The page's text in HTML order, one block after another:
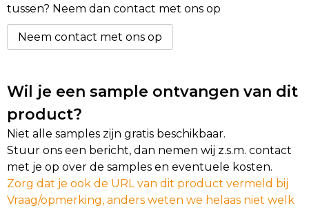
tussen? Neem dan contact met ons op
Neem contact met ons op
Wil je een sample ontvangen van dit
product?
Niet alle samples zijn gratis beschikbaar.
Stuur ons een bericht, dan nemen wij z.s.m. contact
met je op over de samples en eventuele kosten.
Zorg dat je ook de URL van dit product vermeld bij
Vraag/opmerking, anders weten we helaas niet welk